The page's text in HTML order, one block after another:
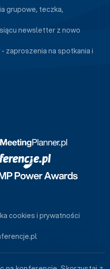
grupowe, teczka,
newsletter z nowo
zaproszenia na spotkania i
cookies i prywatności